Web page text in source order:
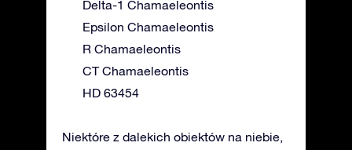
Delta-1 Chamaeleontis
Epsilon Chamaeleontis
R Chamaeleontis
CT Chamaeleontis
HD 63454
Niektóre z dalekich obiektów na niebie,